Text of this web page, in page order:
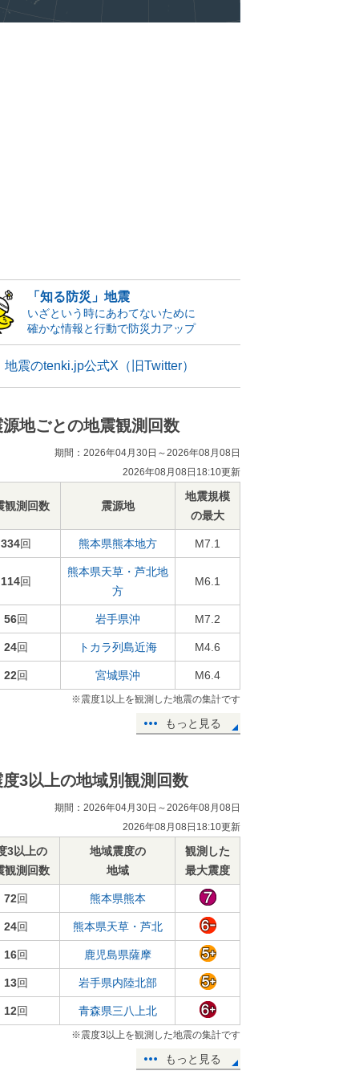
「知る防災」地震
いざという時にあわてないために
確かな情報と行動で防災力アップ
地震のtenki.jp公式X（旧Twitter）
源地ごとの地震観測回数
期間：2026年04月30日～2026年08月08日
2026年08月08日18:10更新
観測回数 震源地
地震規模
の最大
334回 熊本県熊本地方 M7.1
114回
熊本県天草・芦北地
方
M6.1
56回 岩手県沖 M7.2
24回 トカラ列島近海 M4.6
22回 宮城県沖 M6.4
※震度1以上を観測した地震の集計です
もっと見る
度3以上の地域別観測回数
期間：2026年04月30日～2026年08月08日
2026年08月08日18:10更新
3以上の
観測回数
地域震度の
地域
観測した
最大震度
72回 熊本県熊本
24回 熊本県天草・芦北
16回 鹿児島県薩摩
13回 岩手県内陸北部
12回 青森県三八上北
※震度3以上を観測した地震の集計です
もっと見る